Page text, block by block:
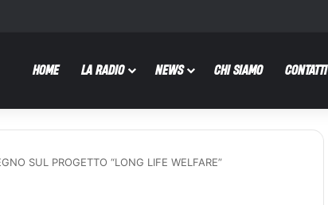
HOME LA RADIO NEWS CHI SIAMO CONTATTI
SUL PROGETTO “LONG LIFE WELFARE”